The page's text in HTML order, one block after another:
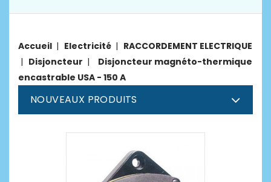
Accueil Electricité
RACCORDEMENT ELECTRIQUE
Disjoncteur
Disjoncteur magnéto-thermique
encastrable USA - 150 A
NOUVEAUX PRODUITS